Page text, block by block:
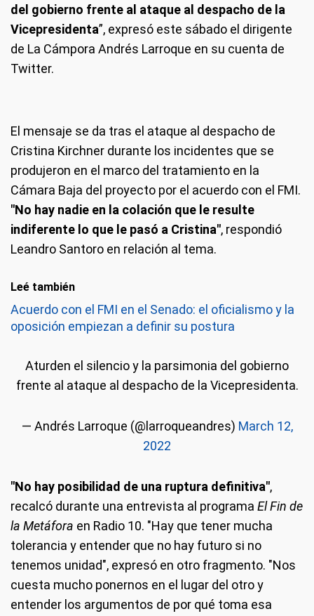
del gobierno frente al ataque al despacho de la
Vicepresidenta”, expresó este sábado el dirigente
de La Cámpora Andrés Larroque en su cuenta de
Twitter.
El mensaje se da tras el ataque al despacho de
Cristina Kirchner durante los incidentes que se
produjeron en el marco del tratamiento en la
Cámara Baja del proyecto por el acuerdo con el FMI.
"No hay nadie en la colación que le resulte
indiferente lo que le pasó a Cristina", respondió
Leandro Santoro en relación al tema.
Leé también
Acuerdo con el FMI en el Senado: el oficialismo y la
oposición empiezan a definir su postura
Aturden el silencio y la parsimonia del gobierno
frente al ataque al despacho de la Vicepresidenta.
— Andrés Larroque (@larroqueandres) March 12,
2022
"No hay posibilidad de una ruptura definitiva",
recalcó durante una entrevista al programa El Fin de
la Metáfora en Radio 10. "Hay que tener mucha
tolerancia y entender que no hay futuro si no
tenemos unidad", expresó en otro fragmento. "Nos
cuesta mucho ponernos en el lugar del otro y
entender los argumentos de por qué toma esa